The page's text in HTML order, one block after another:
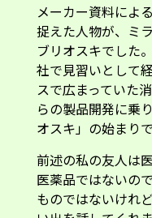
メーカー資料によ
捉えた人物が、ミ
ブリオスキでした
社で見習いとして
スで広まっていた
らの製品開発に乗
オスキ」の始まりで
前述の私の友人は
医薬品ではないの
ものではないけれ